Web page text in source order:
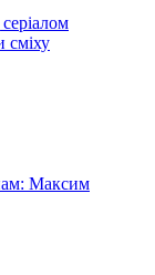
сміху
Максим